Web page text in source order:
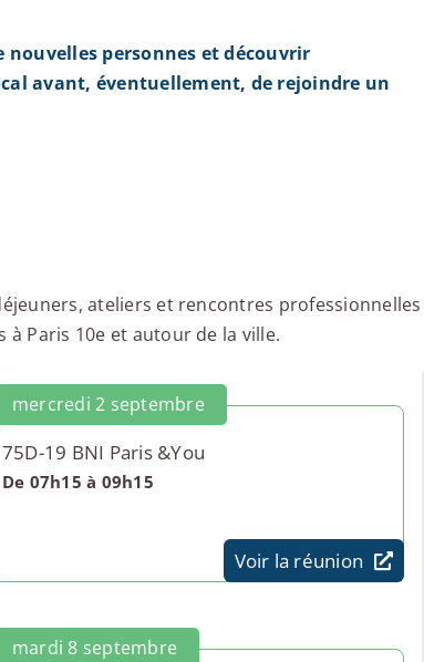
personnes et découvrir
avant, éventuellement, de rejoindre un
ateliers et rencontres professionnelles
à Paris 10e et autour de la ville.
mercredi 2 septembre
75D-19 BNI Paris &You
De 07h15 à 09h15
Voir la réunion
mardi 8 septembre